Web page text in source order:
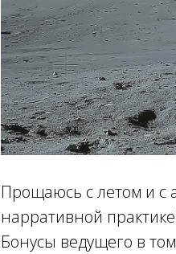
Прощаюсь с летом и с
нарративной
Бонусы ведущего в